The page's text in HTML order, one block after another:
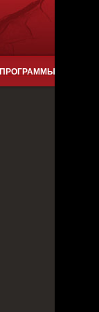
ПРОГРАММЫ